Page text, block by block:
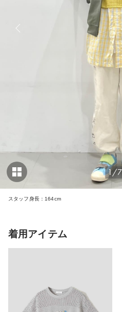
1/7
スタッフ身長：164cm
着用アイテム